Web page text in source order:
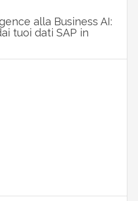
alla Business AI:
tuoi dati SAP in